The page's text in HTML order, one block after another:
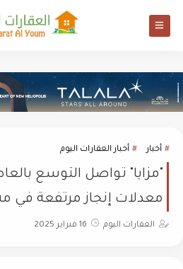
أخبار أخبار العقارات اليوم
"مزايا" تواصل التوسع
معدلات إنجاز مرتفعة في
العقارات اليوم 16 فبراير 2025